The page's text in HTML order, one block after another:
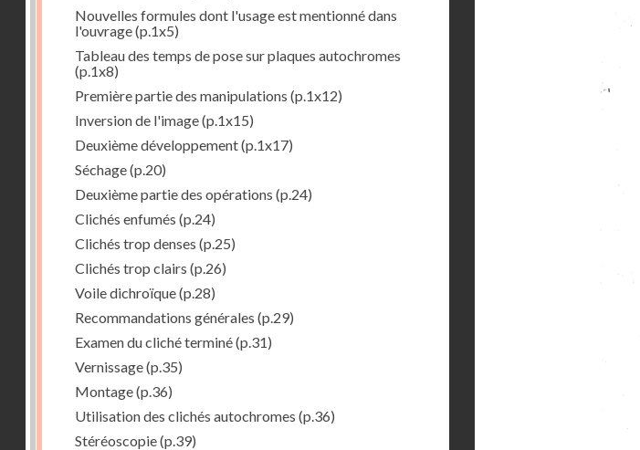
Nouvelles formules dont l'usage est mentionné dans
l'ouvrage(p.1x5)
Tableau des temps de pose sur plaques autochromes
(p.1x8)
Première partie des manipulations (p.1x12)
Inversion de l'image(p.1x15)
Deuxième développement(p.1x17)
Séchage(p.20)
Deuxième partie des opérations (p.24)
Clichés enfumés (p.24)
Clichés trop denses (p.25)
Clichés trop clairs (p.26)
Voile dichroïque(p.28)
Recommandations générales (p.29)
Examen du cliché terminé(p.31)
Vernissage(p.35)
Montage(p.36)
Utilisation des clichés autochromes (p.36)
Stéréoscopie(p.39)